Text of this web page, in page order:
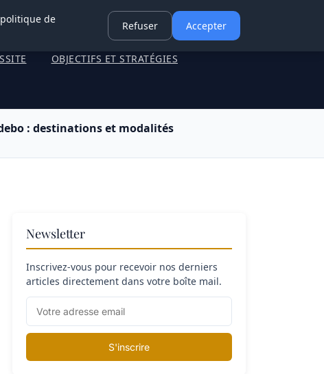
OBJECTIFS ET STRATÉGIES
: destinations et modalités
Newsletter
Inscrivez-vous pour recevoir nos derniers
articles directement dans votre boîte mail.
S'inscrire
de
Refuser Accepter